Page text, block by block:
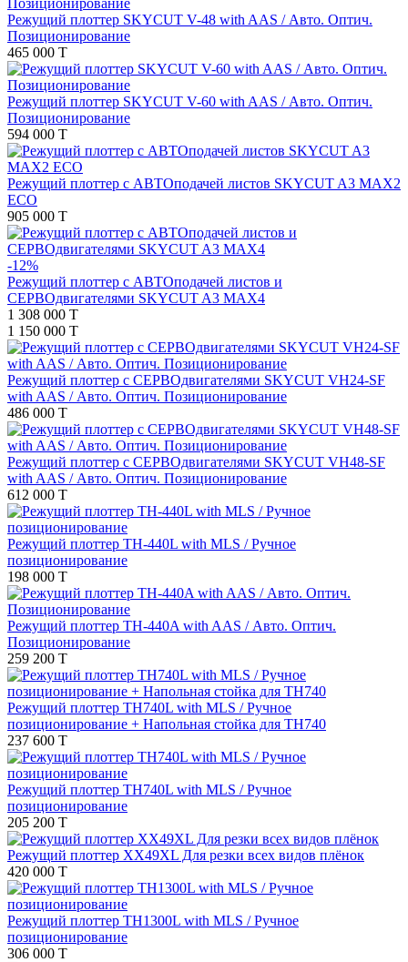
Режущий плоттер SKYCUT V-48 with AAS / Авто. Оптич.
Позиционирование
465 000 T
Режущий плоттер SKYCUT V-60 with AAS / Авто. Оптич.
Позиционирование
594 000 T
Режущий плоттер с АВТОподачей листов SKYCUT A3 MAX2
ECO
905 000 T
-12%
Режущий плоттер с АВТОподачей листов и
СЕРВОдвигателями SKYCUT A3 MAX4
1 308 000 T
1 150 000 T
Режущий плоттер с СЕРВОдвигателями SKYCUT VH24-SF
with AAS / Авто. Оптич. Позиционирование
486 000 T
Режущий плоттер с СЕРВОдвигателями SKYCUT VH48-SF
with AAS / Авто. Оптич. Позиционирование
612 000 T
Режущий плоттер TH-440L with MLS / Ручное
позиционирование
198 000 T
Режущий плоттер TH-440A with AAS / Авто. Оптич.
Позиционирование
259 200 T
Режущий плоттер TH740L with MLS / Ручное
позиционирование + Напольная стойка для TH740
237 600 T
Режущий плоттер TH740L with MLS / Ручное
позиционирование
205 200 T
Режущий плоттер XX49XL Для резки всех видов плёнок
420 000 T
Режущий плоттер TH1300L with MLS / Ручное
позиционирование
306 000 T